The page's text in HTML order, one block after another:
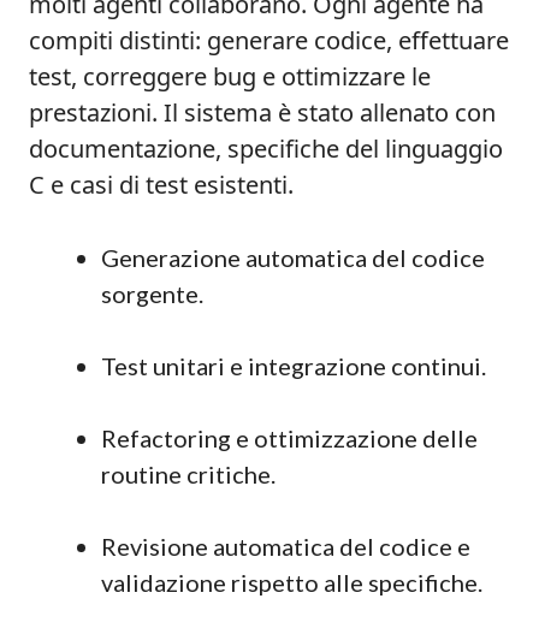
compiti distinti: generare codice, effettuare
test, correggere bug e ottimizzare le
prestazioni. Il sistema è stato allenato con
documentazione, specifiche del linguaggio
C e casi di test esistenti.
Generazione automatica del codice
sorgente.
Test unitari e integrazione continui.
Refactoring e ottimizzazione delle
routine critiche.
Revisione automatica del codice e
validazione rispetto alle specifiche.